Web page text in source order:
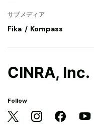
サブメディア
Fika Kompass
CINRA, Inc.
Follow